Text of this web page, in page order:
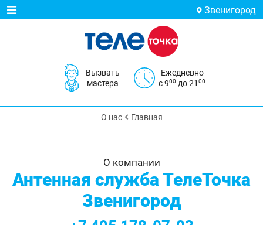
Звенигород
Вызвать
мастера
Ежедневно
с 900 до 2100
О нас Главная
О компании
Антенная служба ТелеТочка
Звенигород